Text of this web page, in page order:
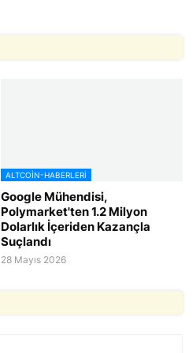
ALTCOIN-HABERLERI
Google Mühendisi,
Polymarket'ten 1.2 Milyon
Dolarlık İçeriden Kazançla
Suçlandı
28 Mayıs 2026